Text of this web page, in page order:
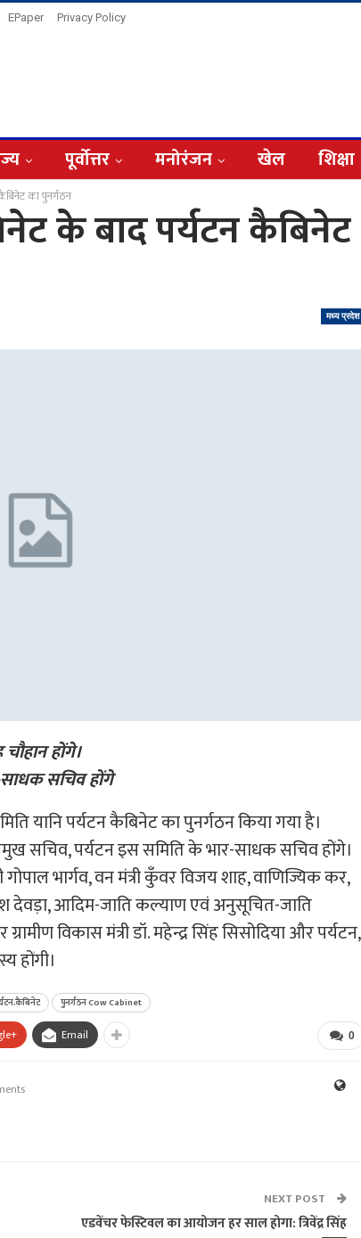
EPaper Privacy Policy
पूर्वोत्तर मनोरंजन खेल शिक्षा
का पुनर्गठन
के बाद पर्यटन कैबिनेट
मध्य प्रदेश
होंगे।
सचिव होंगे
यानि पर्यटन कैबिनेट का पुनर्गठन किया गया है।
सचिव, पर्यटन इस समिति के भार-साधक सचिव होंगे।
गोपाल भार्गव, वन मंत्री कुँवर विजय शाह, वाणिज्यिक कर,
देवड़ा, आदिम-जाति कल्याण एवं अनुसूचित-जाति
विकास मंत्री डॉ. महेन्द्र सिंह सिसोदिया और पर्यटन,
होंगी।
पुनर्गठन Cow Cabinet
0
Email
NEXT POST
एडवेंचर फेस्टिवल का आयोजन हर साल होगा: त्रिवेंद्र सिंह